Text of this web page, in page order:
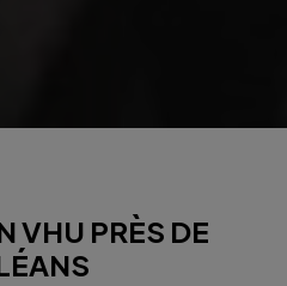
VHU PRÈS DE